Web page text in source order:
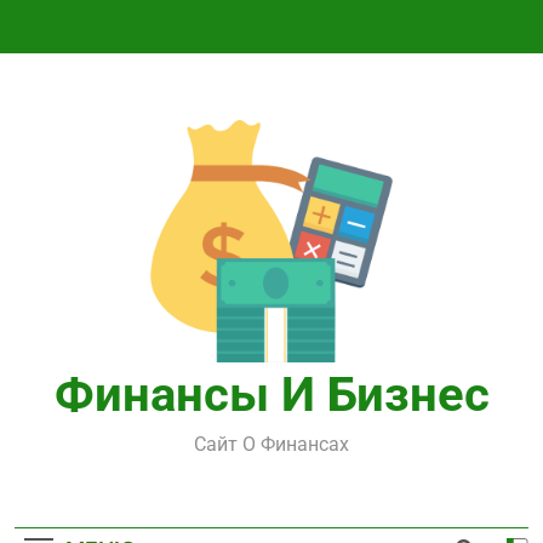
Финансы И Бизнес
Сайт О Финансах